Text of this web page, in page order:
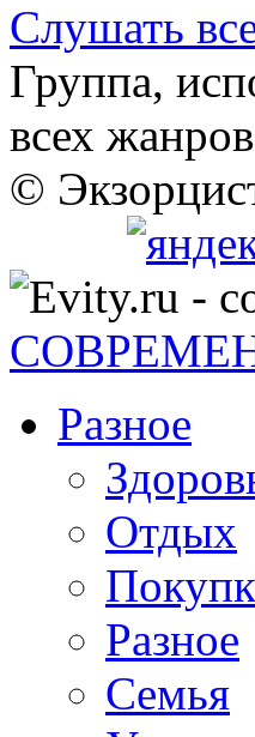
Слушать
Группа,
всех
©
Разное
Отдых
Разное
Семья